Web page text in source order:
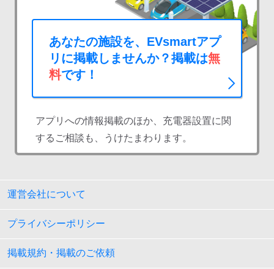
あなたの施設を、EVsmartアプ
リに掲載しませんか？掲載は無
料です！
アプリへの情報掲載のほか、充電器設置に関
するご相談も、うけたまわります。
運営会社について
プライバシーポリシー
掲載規約・掲載のご依頼